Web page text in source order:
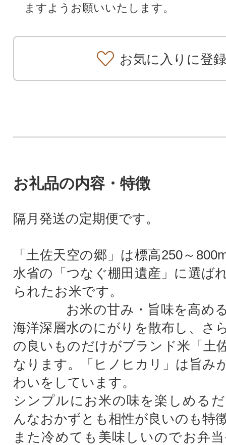
ますようお願いいたします。
お気に入りに登録
お礼品の内容・特徴
隔月発送の定期便です。
「土佐天空の郷」は標高250～
水省の「つなぐ棚田遺産」に選ば
られたお米
お米の甘み・旨味を高める
海洋深層水のにがりを散布し、さ
の良いものだけがブランド米「土
なります。「ヒノヒカリ」は旨み
わいをしています。
シンプルにお米の味を楽しめる
んなおかずとも相性が良いのも特
また冷めても美味しいのでお弁